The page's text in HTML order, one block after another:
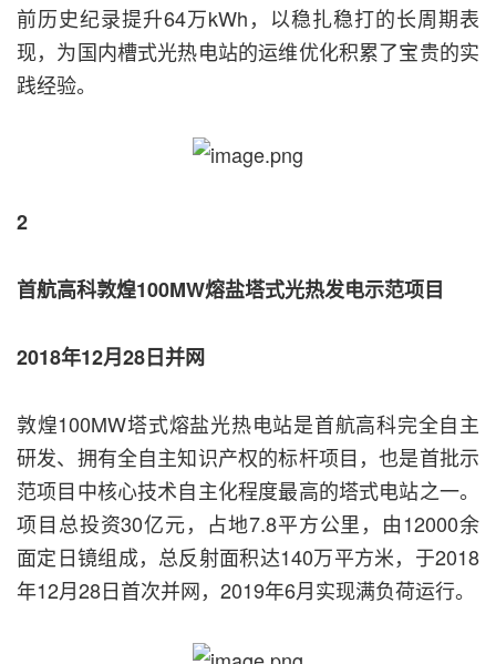
前历史纪录提升64万kWh，以稳扎稳打的长周期表
现，为国内槽式光热电站的运维优化积累了宝贵的实
践经验。
2
首航高科敦煌100MW熔盐塔式光热发电示范项目
2018年12月28日并网
敦煌100MW塔式熔盐光热电站是首航高科完全自主
研发、拥有全自主知识产权的标杆项目，也是首批示
范项目中核心技术自主化程度最高的塔式电站之一。
项目总投资30亿元，占地7.8平方公里，由12000余
面定日镜组成，总反射面积达140万平方米，于2018
年12月28日首次并网，2019年6月实现满负荷运行。